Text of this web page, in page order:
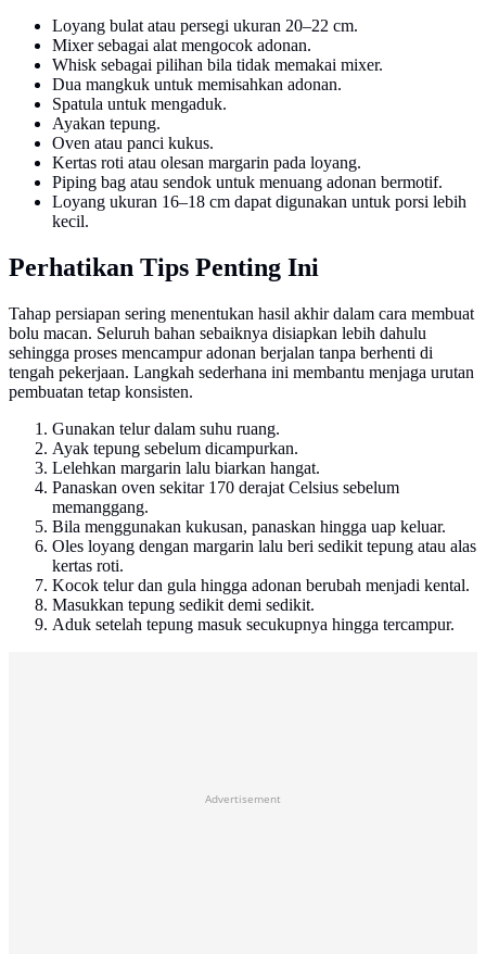
Loyang bulat atau persegi ukuran 20–22 cm.
Mixer sebagai alat mengocok adonan.
Whisk sebagai pilihan bila tidak memakai mixer.
Dua mangkuk untuk memisahkan adonan.
Spatula untuk mengaduk.
Ayakan tepung.
Oven atau panci kukus.
Kertas roti atau olesan margarin pada loyang.
Piping bag atau sendok untuk menuang adonan bermotif.
Loyang ukuran 16–18 cm dapat digunakan untuk porsi lebih
kecil.
Perhatikan Tips Penting Ini
Tahap persiapan sering menentukan hasil akhir dalam cara membuat
bolu macan. Seluruh bahan sebaiknya disiapkan lebih dahulu
sehingga proses mencampur adonan berjalan tanpa berhenti di
tengah pekerjaan. Langkah sederhana ini membantu menjaga urutan
pembuatan tetap konsisten.
Gunakan telur dalam suhu ruang.
Ayak tepung sebelum dicampurkan.
Lelehkan margarin lalu biarkan hangat.
Panaskan oven sekitar 170 derajat Celsius sebelum
memanggang.
Bila menggunakan kukusan, panaskan hingga uap keluar.
Oles loyang dengan margarin lalu beri sedikit tepung atau alas
kertas roti.
Kocok telur dan gula hingga adonan berubah menjadi kental.
Masukkan tepung sedikit demi sedikit.
Aduk setelah tepung masuk secukupnya hingga tercampur.
Advertisement